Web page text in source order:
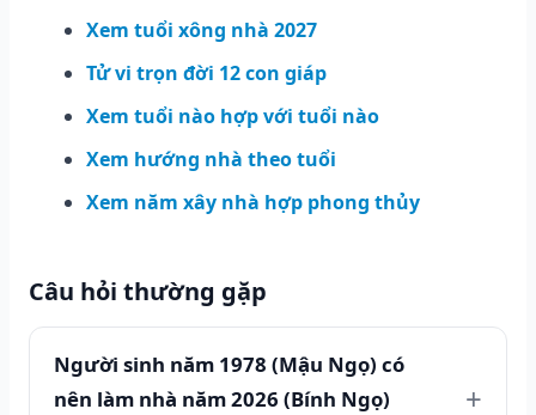
Xem tuổi xông nhà 2027
Tử vi trọn đời 12 con giáp
Xem tuổi nào hợp với tuổi nào
Xem hướng nhà theo tuổi
Xem năm xây nhà hợp phong thủy
Câu hỏi thường gặp
Người sinh năm 1978 (Mậu Ngọ) có
nên làm nhà năm 2026 (Bính Ngọ)